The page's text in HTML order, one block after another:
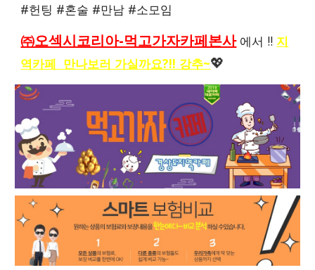
#헌팅 #혼술 #만남 #소모임
㈜오섹시코리아-먹고가자카페본사에서 !! 지
역카페 만나보러 가실까요?!! 강추~💖